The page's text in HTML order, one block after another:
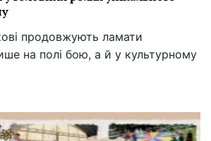
продовжують ламати
на полі бою, а й у культурному